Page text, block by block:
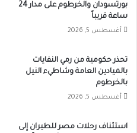
بورتسودان والخرطوم على مدار 24
ساعة قريباً
أغسطس 5, 2026
تحذر حكومية من رمي النفايات
بالميادين العامة وشاطيء النيل
بالخرطوم
أغسطس 5, 2026
استئناف رحلات مصر للطيران إلى